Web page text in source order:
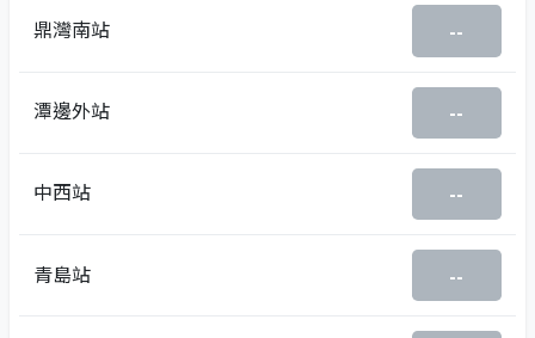
鼎灣南站 --
潭邊外站 --
中西站 --
青島站 --